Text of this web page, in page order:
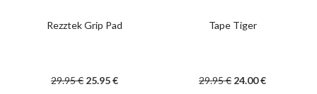
Rezztek Grip Pad
29.95€ 25.95€
Tape Tiger
29.95€ 24.00€